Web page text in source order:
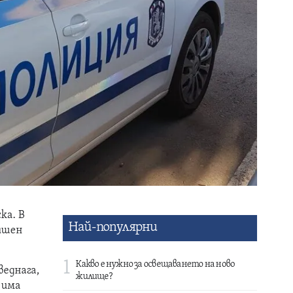
В
Най-популярни
1
Какво е нужно за освещаването на ново
жилище?